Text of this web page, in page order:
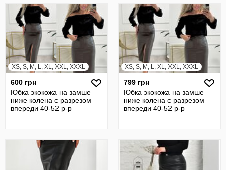
XS, S, M, L, XL, XXL, XXXL
600 грн
Юбка экокожа на замше
ниже колена с разрезом
впереди 40-52 р-р
XS, S, M, L, XL, XXL, XXXL
799 грн
Юбка экокожа на замше
ниже колена с разрезом
впереди 40-52 р-р